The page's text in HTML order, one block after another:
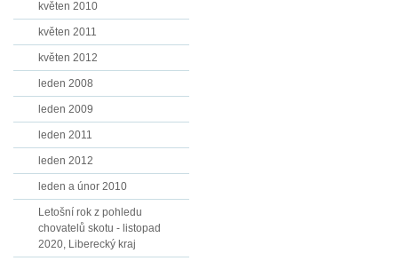
květen 2010
květen 2011
květen 2012
leden 2008
leden 2009
leden 2011
leden 2012
leden a únor 2010
Letošní rok z pohledu
chovatelů skotu - listopad
2020, Liberecký kraj